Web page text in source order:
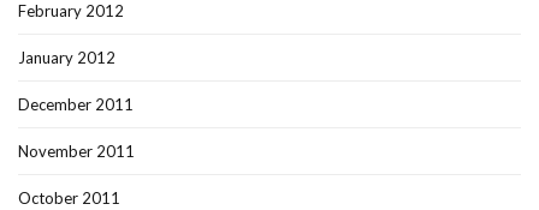
February 2012
January 2012
December 2011
November 2011
October 2011